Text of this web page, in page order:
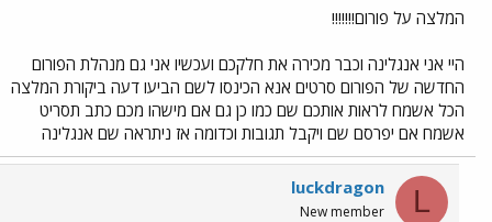
א
ר
ך
המלצה על פורום!!!!!!!
היי אני אנגלינה וכבר מכירה את חלקכם ועכשיו אני גם מנהלת הפורום
החדשה של הפורום סרטים אנא הכינסו לשם הביעו דעה ביקורת המלצה
הכל אשמח לראות אותכם שם כמו כן גם אם מישהו מכם כתב תסריט
אשמח אם יפרסם שם ויקבל תגובות וכדומה אז ניתראה שם אנגלינה
L
luckdragon
New member